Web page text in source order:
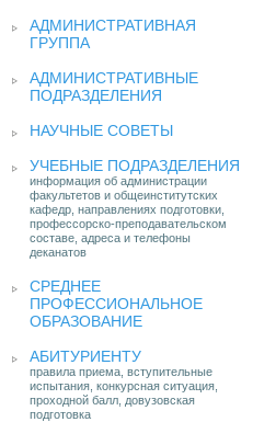
АДМИНИСТРАТИВНАЯ
ГРУППА
АДМИНИСТРАТИВНЫЕ
ПОДРАЗДЕЛЕНИЯ
НАУЧНЫЕ СОВЕТЫ
УЧЕБНЫЕ ПОДРАЗДЕЛЕНИЯ
информация об администрации
факультетов и общеинститутских
кафедр, направлениях подготовки,
профессорско-преподавательском
составе, адреса и телефоны
деканатов
СРЕДНЕЕ
ПРОФЕССИОНАЛЬНОЕ
ОБРАЗОВАНИЕ
АБИТУРИЕНТУ
правила приема, вступительные
испытания, конкурсная ситуация,
проходной балл, довузовская
подготовка